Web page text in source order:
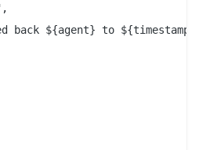
back ${agent} to